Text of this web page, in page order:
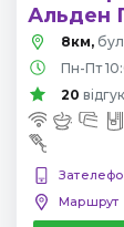
Альден
8км,
Пн-Пт
20
Маршрут